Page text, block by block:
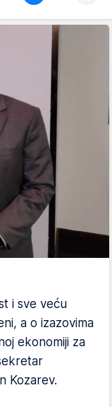
i sve veću
a o izazovima
ekonomiji za
Kozarev.